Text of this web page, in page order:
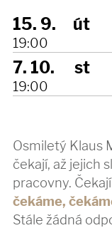
15. 9.
19:00
út
7. 10.
19:00
st
Osmiletý Klaus
čekají, až jejich
pracovny.
čekáme,
Stále žádná